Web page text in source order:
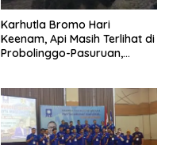
Karhutla Bromo Hari
Keenam, Api Masih Terlihat di
Probolinggo-Pasuruan,